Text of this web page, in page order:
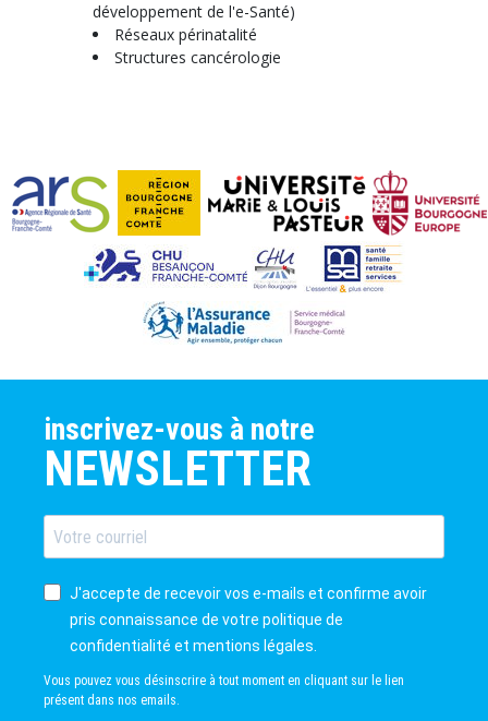
développement de l'e-Santé)
Réseaux périnatalité
Structures cancérologie
inscrivez-vous à notre
NEWSLETTER
J'accepte de recevoir vos e-mails et confirme avoir
pris connaissance de votre politique de
confidentialité et mentions légales.
Vous pouvez vous désinscrire à tout moment en cliquant sur le lien
présent dans nos emails.